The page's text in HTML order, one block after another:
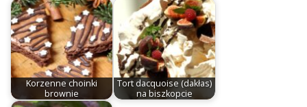
Korzenne choinki
brownie
Tort dacquoise (dakłas)
na biszkopcie